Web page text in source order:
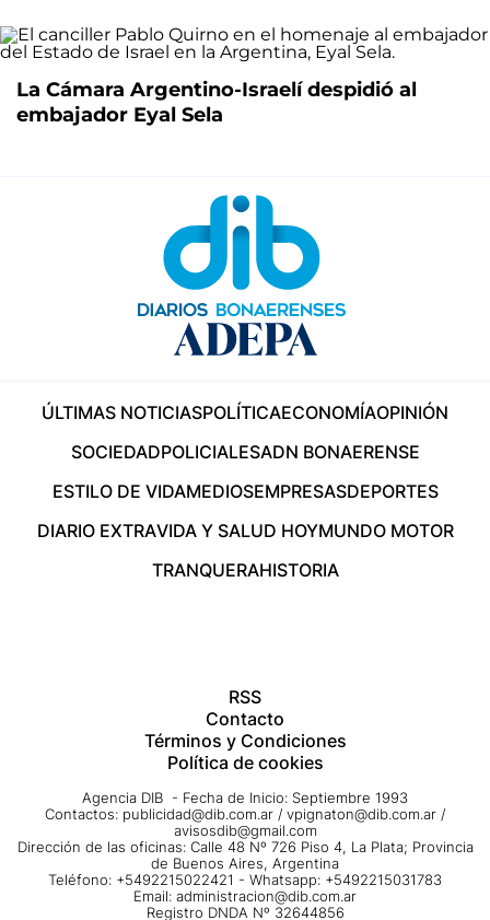
La Cámara Argentino-Israelí despidió al
embajador Eyal Sela
ÚLTIMAS NOTICIASPOLÍTICAECONOMÍAOPINIÓN
SOCIEDADPOLICIALESADN BONAERENSE
ESTILO DE VIDAMEDIOSEMPRESASDEPORTES
DIARIO EXTRAVIDA Y SALUD HOYMUNDO MOTOR
TRANQUERAHISTORIA
RSS
Contacto
Términos y Condiciones
Política de cookies
Agencia DIB - Fecha de Inicio: Septiembre 1993
Contactos: publicidad@dib.com.ar / vpignaton@dib.com.ar /
avisosdib@gmail.com
Dirección de las oficinas: Calle 48 Nº 726 Piso 4, La Plata; Provincia
de Buenos Aires, Argentina
Teléfono: +5492215022421 - Whatsapp: +5492215031783
Email: administracion@dib.com.ar
Registro DNDA Nº 32644856